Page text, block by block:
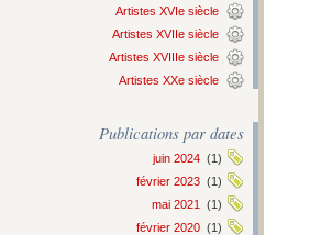
Artistes XVIe siècle
Artistes XVIIe siècle
Artistes XVIIIe siècle
Artistes XXe siècle
Publications par dates
juin 2024 (1)
février 2023 (1)
mai 2021
(1)
février 2020 (1)